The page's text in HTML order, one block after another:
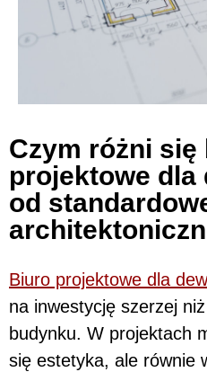
Czym różni się
projektowe dla
od
Biuro projektowe dla
na inwestycję szerzej
budynku. W projektach
się estetyka, ale równie